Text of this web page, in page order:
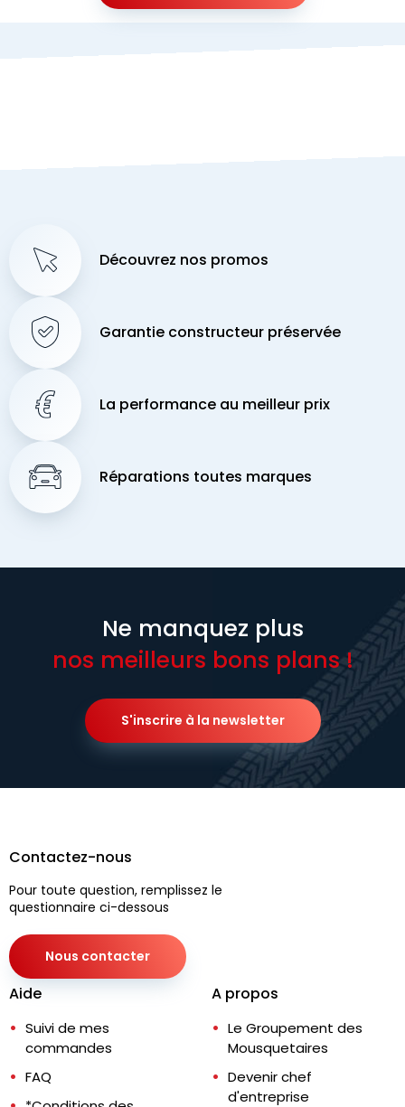
Découvrez nos promos
Garantie constructeur préservée
La performance au meilleur prix
Réparations toutes marques
Ne manquez plus
nos meilleurs bons plans !
S'inscrire à la newsletter
Contactez-nous
Pour toute question, remplissez le
questionnaire ci-dessous
Nous contacter
Aide
Suivi de mes
commandes
FAQ
A propos
Le Groupement des
Mousquetaires
Devenir chef
d'entreprise